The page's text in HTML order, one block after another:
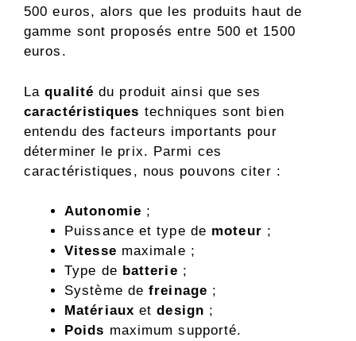
500 euros, alors que les produits haut de
gamme sont proposés entre 500 et 1500
euros.
Laqualité du produit ainsi que ses
caractéristiques techniques sont bien
entendu des facteurs importants pour
déterminer le prix. Parmi ces
caractéristiques, nous pouvons citer :
Autonomie ;
Puissance et type de moteur ;
Vitesse maximale ;
Type de batterie ;
Système defreinage ;
Matériaux etdesign ;
Poids maximum supporté.